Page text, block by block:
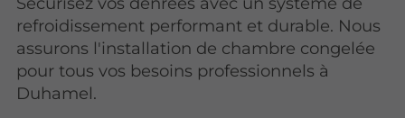
refroidissement performant et durable. Nous
assurons l'installation de chambre congelée
pour tous vos besoins professionnels à
Duhamel.